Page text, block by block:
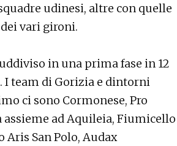
udinesi, altre con quelle
vari gironi.
in una prima fase in 12
I team di Gorizia e dintorni
ci sono Cormonese, Pro
ad Aquileia, Fiumicello
Aris San Polo, Audax